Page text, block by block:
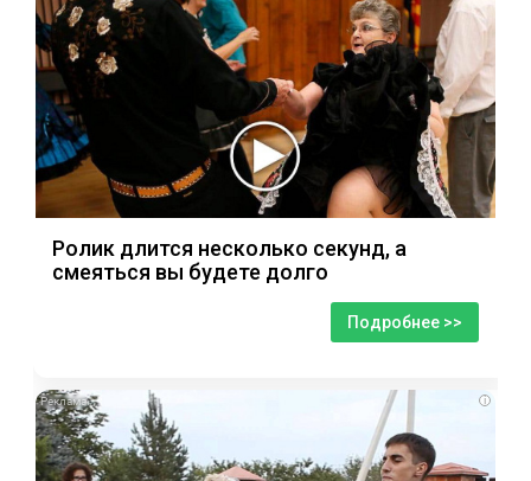
Ролик длится несколько секунд, а
смеяться вы будете долго
Подробнее >>
i